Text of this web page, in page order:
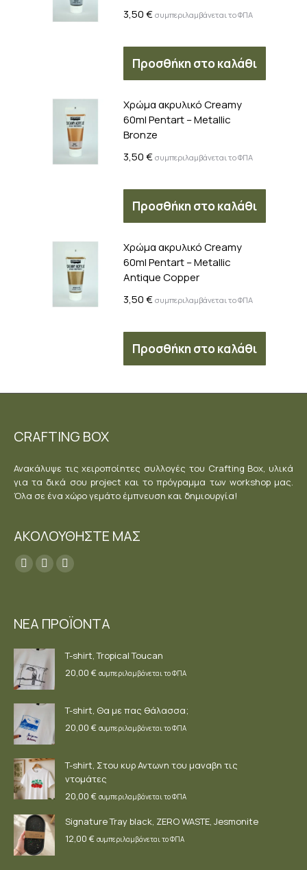
3,50€ συμπεριλαμβάνεται το ΦΠΑ
Προσθήκη στο καλάθι
Χρώμα ακρυλικό Creamy
60ml Pentart – Metallic
Bronze
3,50€ συμπεριλαμβάνεται το ΦΠΑ
Προσθήκη στο καλάθι
Χρώμα ακρυλικό Creamy
60ml Pentart – Metallic
Antique Copper
3,50€ συμπεριλαμβάνεται το ΦΠΑ
Προσθήκη στο καλάθι
CRAFTING BOX
Ανακάλυψε τις χειροποίητες συλλογές του Crafting Box, υλικά
για τα δικά σου project και το πρόγραμμα των workshop μας.
Όλα σε ένα χώρο γεμάτο έμπνευση και δημιουργία!
ΑΚΟΛΟΥΘΗΣΤΕ ΜΑΣ
Find us on:
Facebook
in
window
YouTube
window
Instagram
in
window
ΝΕΑ ΠΡΟΪΟΝΤΑ
T-shirt, Tropical Toucan
20,00 € συμπεριλαμβάνεται το ΦΠΑ
T-shirt, Θα με πας θάλασσα;
20,00 € συμπεριλαμβάνεται το ΦΠΑ
T-shirt, Στου κυρ Αντωνη του μαναβη τις
ντομάτες
20,00 € συμπεριλαμβάνεται το ΦΠΑ
Signature Tray black, ZERO WASTE, Jesmonite
12,00 € συμπεριλαμβάνεται το ΦΠΑ